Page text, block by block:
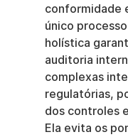
conformidade
único
holística
auditoria
complexas
regulatórias,
dos controles
Ela evita os